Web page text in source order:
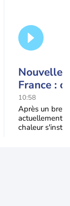
Nouvelle
France :
10:58
Après un bref
actuellement,
chaleur